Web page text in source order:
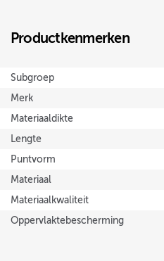
Productkenmerken
Subgroep
Merk
Materiaaldikte
Lengte
Puntvorm
Materiaal
Materiaalkwaliteit
Oppervlaktebescherming